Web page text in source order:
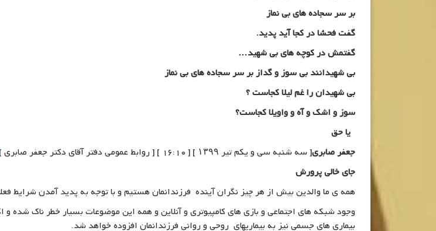
بر سر سجاده های بی نماز
گفت فحشا در کجا آید پدید.
گفتمش در کوچه های بی شهید…
بی شهیدانند بی سوز و گداز بر سر سجاده های بی نماز
بی شهیدان را غم لیلا کجاست ؟
سوز و اشک و آه و واویلا کجاست؟
یا حق
جعفر صابری[ سه شنبه سی و یکم تیر ۱۳۹۹ ] [ 16:10 ] [ روابط عمومی دفتر آقای دکتر جعفر صابری ]
جای خالی پرورش
همه ی ما والدین بیش از هر چیز نگران آینده فرزندانمان هستیم و با توجه به پدید آمدن شرایط
وجود شبکه های اجتماعی و بازی های کامپیوتری و آنلاین و همه این موضوعات بسیار خطر ناک
بیماری های جسمی نیز به بیماریهای روحی و روانی فرزندانمان افزوده خواهد شد.